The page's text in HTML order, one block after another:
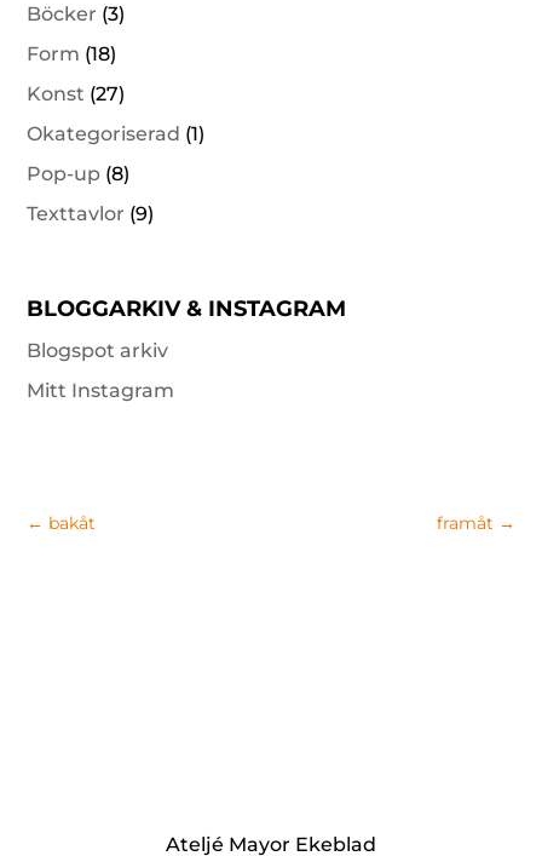
Böcker (3)
Form (18)
Konst (27)
Okategoriserad (1)
Pop-up (8)
Texttavlor (9)
BLOGGARKIV & INSTAGRAM
Blogspot arkiv
Mitt Instagram
← bakåt framåt →
Ateljé Mayor Ekeblad